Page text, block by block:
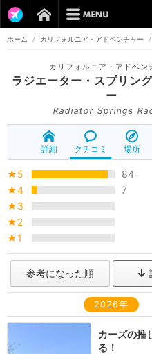
ホーム / カリフォルニア・アドベンチャー /
カリフォルニア・アドベン
ラジエーター・スプリン
ー
Radiator Springs
詳細 クチコミ 場所
★5
84
★4
7
★3
★2
★1
参考になった順
2026年
カーズの推
る！